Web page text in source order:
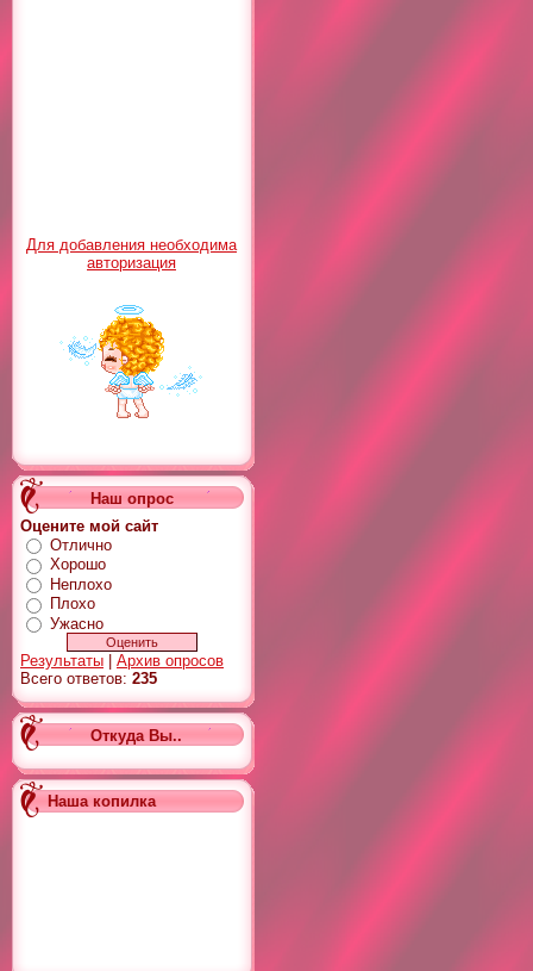
Для добавления необходима
авторизация
Наш опрос
Оцените мой сайт
Отлично
Хорошо
Неплохо
Плохо
Ужасно
Результаты
Архив опросов
Всего ответов: 235
Откуда Вы..
Наша копилка